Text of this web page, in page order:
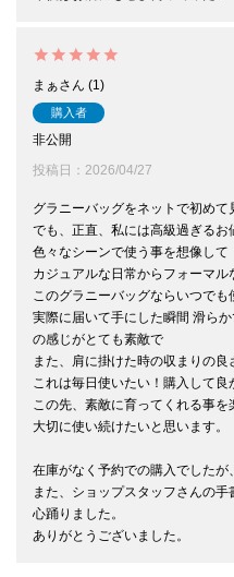
まぁ 1
購入者
非公開
投稿日
2026/04/27
グラニーバッグをネットで初めて
でも、正直、私には高級過ぎるお
色々なシーンで使う事を想像して
カジュアルな日常からフォーマル
このグラニーバッグならいつでも
実際に届いて手にした瞬間 滑ら
の感じがとても素敵で
また、肩に掛けた時の収まりの良
これは毎日使いたい！購入して良
この先、素敵に育ってくれる事を
大切に使い続けたいと思います。
在庫がなく予約での購入でしたが
また、ショップスタッフさんの
心踊りました。
ありがとうございました。